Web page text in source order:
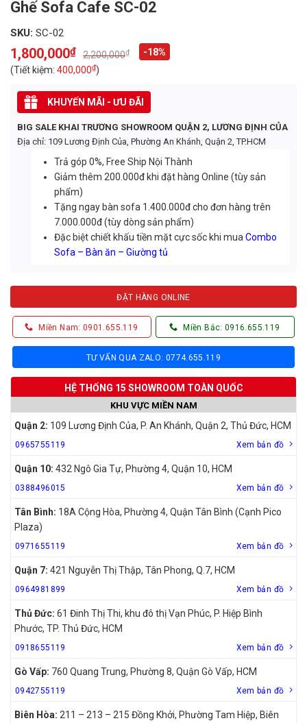
Ghế Sofa Cafe SC-02
SKU: SC-02
2,200,000₫
Original
price
was:
2,200,000₫.
1,800,000₫
Current
price
is:
1,800,000₫.
-18%
(Tiết kiệm: 400,000₫)
KHUYẾN MÃI - ƯU ĐÃI
BIG SALE KHAI TRƯƠNG SHOWROOM QUẬN 2, LƯƠNG ĐỊNH CỦA
Địa chỉ: 109 Lương Định Của, Phường An Khánh, Quận 2, TP.HCM
Trả góp 0%, Free Ship Nội Thành
Giảm thêm 200.000đ khi đặt hàng Online (tùy sản
phẩm)
Tặng ngay bàn sofa 1.400.000đ cho đơn hàng trên
7.000.000đ (tùy dòng sản phẩm)
Đặc biệt chiết khấu tiền mặt cực sốc khi muaCombo
Sofa – Bàn ăn – Giường tủ
ĐẶT HÀNG ONLINE
Miền Nam: 0901.655.119 Miền Bắc: 0916.655.119
TƯ VẤN QUA ZALO: 0774.655.119
HỆ THỐNG 15 SHOWROOM TOÀN QUỐC
KHU VỰC MIỀN NAM
Quận 2: 109 Lương Định Của, P. An Khánh, Quận 2, Thủ Đức, HCM
0965755119 Xem bản đồ
Quận 10: 432 Ngô Gia Tự, Phường 4, Quận 10, HCM
0388496015 Xem bản đồ
Tân Bình: 18A Cộng Hòa, Phường 4, Quận Tân Bình (Cạnh Pico
Plaza)
0971655119 Xem bản đồ
Quận 7: 421 Nguyễn Thị Thập, Tân Phong, Q.7, HCM
0964981899 Xem bản đồ
Thủ Đức: 61 Đinh Thị Thi, khu đô thị Vạn Phúc, P. Hiệp Bình
Phước, TP. Thủ Đức, HCM
0918655119 Xem bản đồ
Gò Vấp: 760 Quang Trung, Phường 8, Quận Gò Vấp, HCM
0942755119 Xem bản đồ
Biên Hòa: 211 – 213 – 215 Đồng Khởi, Phường Tam Hiệp, Biên